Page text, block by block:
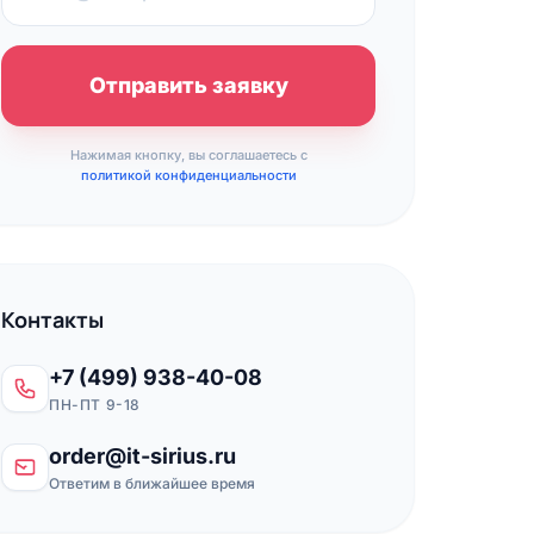
Отправить заявку
Нажимая кнопку, вы соглашаетесь с
политикой конфиденциальности
Контакты
+7 (499) 938-40-08
ПН-ПТ 9-18
order@it-sirius.ru
Ответим в ближайшее время